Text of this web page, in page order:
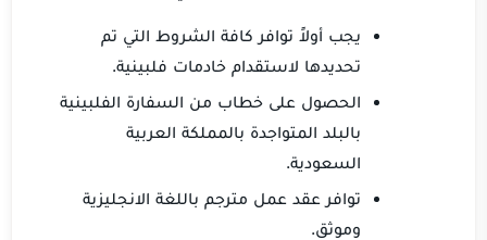
يجب أولاً توافر كافة الشروط التي تم
تحديدها لاستقدام خادمات فلبينية.
الحصول على خطاب من السفارة الفلبينية
بالبلد المتواجدة بالمملكة العربية
السعودية.
توافر عقد عمل مترجم باللغة الانجليزية
وموثق.